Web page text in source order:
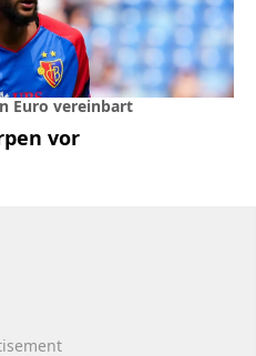
Euro vereinbart
vor